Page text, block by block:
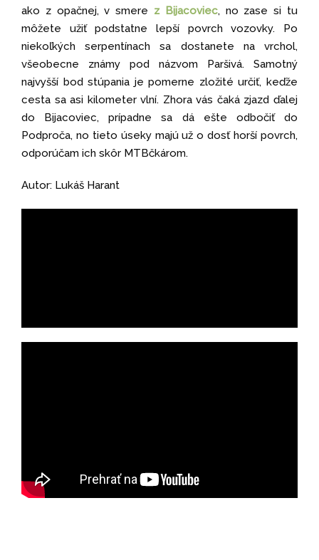
ako z opačnej, v smere z Bijacoviec, no zase si tu
môžete užiť podstatne lepší povrch vozovky. Po
niekoľkých serpentínach sa dostanete na vrchol,
všeobecne známy pod názvom Paršivá. Samotný
najvyšší bod stúpania je pomerne zložité určiť, keďže
cesta sa asi kilometer vlní. Zhora vás čaká zjazd ďalej
do Bijacoviec, prípadne sa dá ešte odbočiť do
Podproča, no tieto úseky majú už o dosť horší povrch,
odporúčam ich skôr MTBčkárom.
Autor: Lukáš Harant